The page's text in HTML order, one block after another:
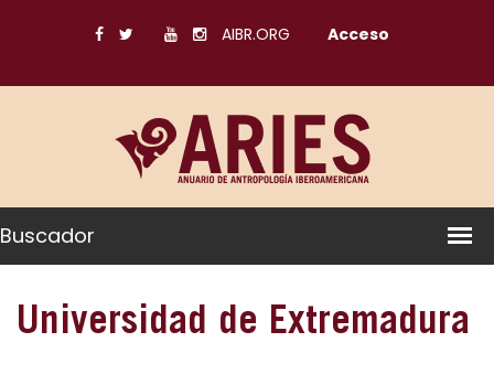
AIBR.ORG Acceso
Buscador
Universidad de Extremadura